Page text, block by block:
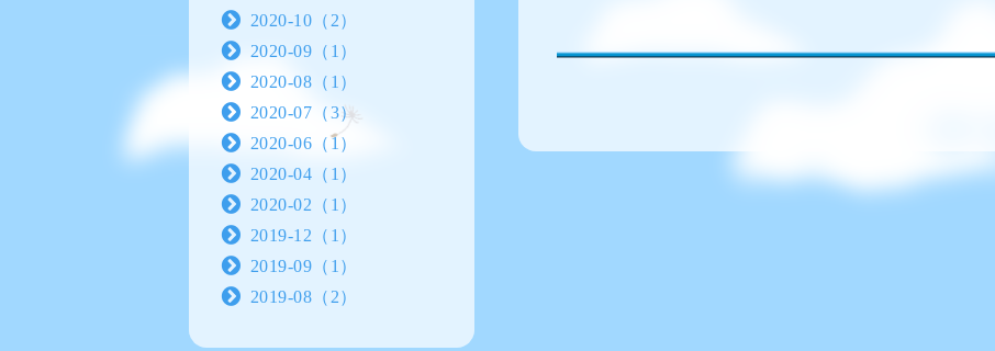
2020-10（2）
2020-09（1）
2020-08（1）
2020-07（3）
2020-06（1）
2020-04（1）
2020-02（1）
2019-12（1）
2019-09（1）
2019-08（2）